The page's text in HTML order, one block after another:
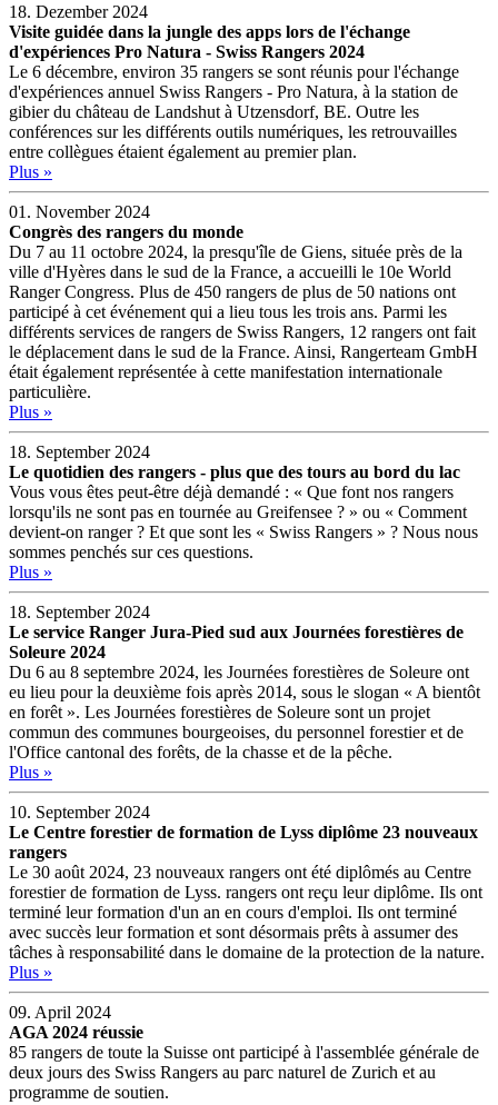
18. Dezember 2024
Visite guidée dans la jungle des apps lors de l'échange
d'expériences Pro Natura - Swiss Rangers 2024
Le 6 décembre, environ 35 rangers se sont réunis pour l'échange
d'expériences annuel Swiss Rangers - Pro Natura, à la station de
gibier du château de Landshut à Utzensdorf, BE. Outre les
conférences sur les différents outils numériques, les retrouvailles
entre collègues étaient également au premier plan.
Plus »
01. November 2024
Congrès des rangers du monde
Du 7 au 11 octobre 2024, la presqu'île de Giens, située près de la
ville d'Hyères dans le sud de la France, a accueilli le 10e World
Ranger Congress. Plus de 450 rangers de plus de 50 nations ont
participé à cet événement qui a lieu tous les trois ans. Parmi les
différents services de rangers de Swiss Rangers, 12 rangers ont fait
le déplacement dans le sud de la France. Ainsi, Rangerteam GmbH
était également représentée à cette manifestation internationale
particulière.
Plus »
18. September 2024
Le quotidien des rangers - plus que des tours au bord du lac
Vous vous êtes peut-être déjà demandé : « Que font nos rangers
lorsqu'ils ne sont pas en tournée au Greifensee ? » ou « Comment
devient-on ranger ? Et que sont les « Swiss Rangers » ? Nous nous
sommes penchés sur ces questions.
Plus »
18. September 2024
Le service Ranger Jura-Pied sud aux Journées forestières de
Soleure 2024
Du 6 au 8 septembre 2024, les Journées forestières de Soleure ont
eu lieu pour la deuxième fois après 2014, sous le slogan « A bientôt
en forêt ». Les Journées forestières de Soleure sont un projet
commun des communes bourgeoises, du personnel forestier et de
l'Office cantonal des forêts, de la chasse et de la pêche.
Plus »
10. September 2024
Le Centre forestier de formation de Lyss diplôme 23 nouveaux
rangers
Le 30 août 2024, 23 nouveaux rangers ont été diplômés au Centre
forestier de formation de Lyss. rangers ont reçu leur diplôme. Ils ont
terminé leur formation d'un an en cours d'emploi. Ils ont terminé
avec succès leur formation et sont désormais prêts à assumer des
tâches à responsabilité dans le domaine de la protection de la nature.
Plus »
09. April 2024
AGA 2024 réussie
85 rangers de toute la Suisse ont participé à l'assemblée générale de
deux jours des Swiss Rangers au parc naturel de Zurich et au
programme de soutien.